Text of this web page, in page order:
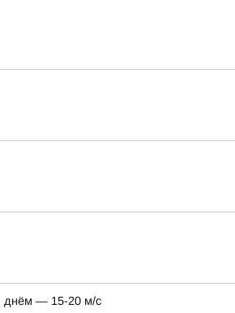
днём — 15-20 м/с